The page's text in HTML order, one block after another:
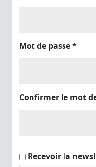
Mot de passe*
Confirmer le mot
Recevoir la